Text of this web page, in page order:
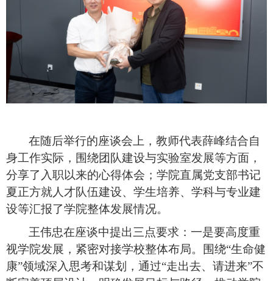
在随后举行的座谈会上，教师代表薛峰结合自
身工作实际，围绕团队建设与实验室发展等方面，
分享了入职以来的心得体会；学院直属党支部书记
夏正方就人才队伍建设、学生培养、学科与专业建
设等汇报了学院整体发展情况。
王伟忠在座谈中提出三点要求：一是要高度重
视学院发展，紧密对接学校整体布局。围绕“生命健
康”领域深入思考和谋划，通过“走出去、请进来”不